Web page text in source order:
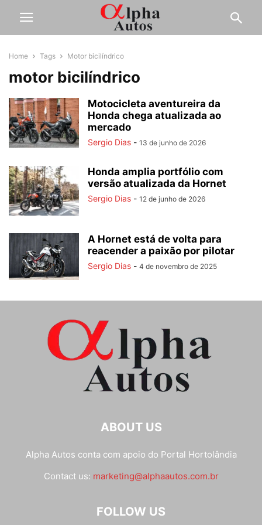
Home Tags Motor bicilíndrico
motor bicilíndrico
Motocicleta aventureira da
Honda chega atualizada ao
mercado
Sergio Dias - 13 de junho de 2026
Honda amplia portfólio com
versão atualizada da Hornet
Sergio Dias - 12 de junho de 2026
A Hornet está de volta para
reacender a paixão por pilotar
Sergio Dias - 4 de novembro de 2025
ABOUT US
Alpha Autos conta com apoio do Portal Hortolândia
Contact us: marketing@alphaautos.com.br
FOLLOW US